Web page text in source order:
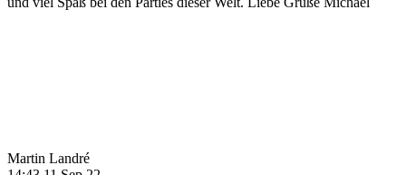
Martin Landré